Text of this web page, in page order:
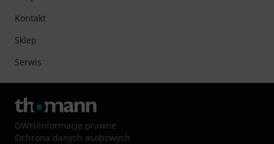
Kontakt
Sklep
Serwis
OWH/Informacje prawne
Ochrona danych osobowych